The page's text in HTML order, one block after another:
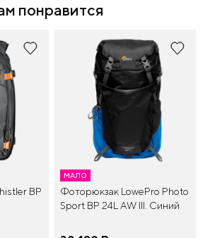
понравится
BP
МАЛО
Фоторюкзак LowePro Photo
Sport BP 24L AW III. Синий